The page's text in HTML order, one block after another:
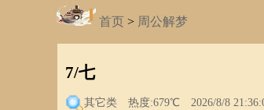
首页 > 周公解梦
7/七
其它类 热度:679℃ 2026/8/8